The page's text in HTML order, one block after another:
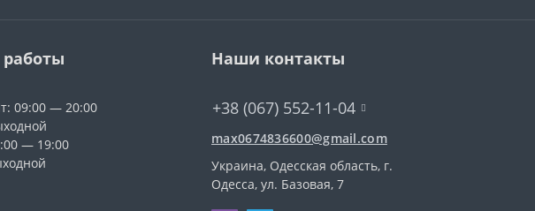
09:00 — 20:00
— 19:00
Наши контакты
+38 (067) 552-11-04
max0674836600@gmail.com
Украина, Одесская область, г.
Одесса, ул. Базовая, 7